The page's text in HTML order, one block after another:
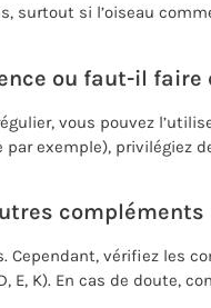
surtout si l’oiseau
ou faut-il faire
vous pouvez
exemple), privilégiez
Cependant, vérifiez les
K). En cas de doute,